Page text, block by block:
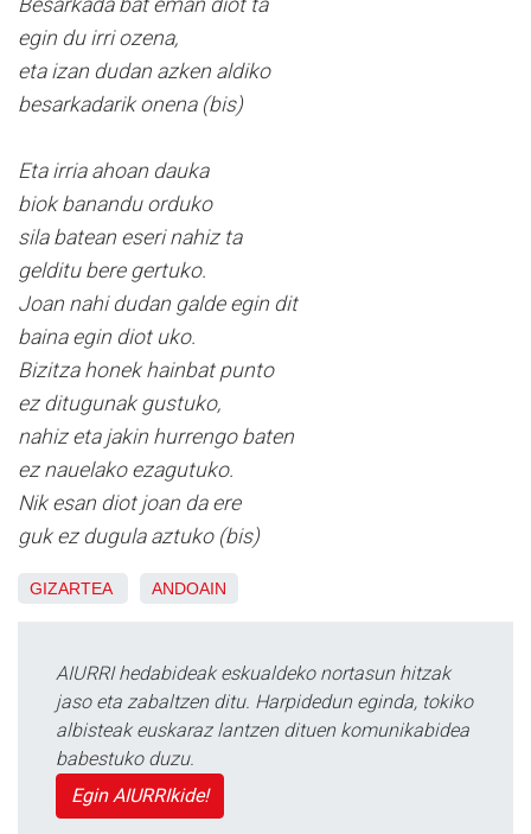
Besarkada bat eman diot ta
egin du irri ozena,
eta izan dudan azken aldiko
besarkadarik onena (bis)
Eta irria ahoan dauka
biok banandu orduko
sila batean eseri nahiz ta
gelditu bere gertuko.
Joan nahi dudan galde egin dit
baina egin diot uko.
Bizitza honek hainbat punto
ez ditugunak gustuko,
nahiz eta jakin hurrengo baten
ez nauelako ezagutuko.
Nik esan diot joan da ere
guk ez dugula aztuko (bis)
GIZARTEA ANDOAIN
AIURRI hedabideak eskualdeko nortasun hitzak
jaso eta zabaltzen ditu. Harpidedun eginda, tokiko
albisteak euskaraz lantzen dituen komunikabidea
babestuko duzu.
Egin AIURRIkide!